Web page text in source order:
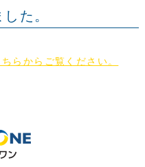
た。
ちらからご覧ください。